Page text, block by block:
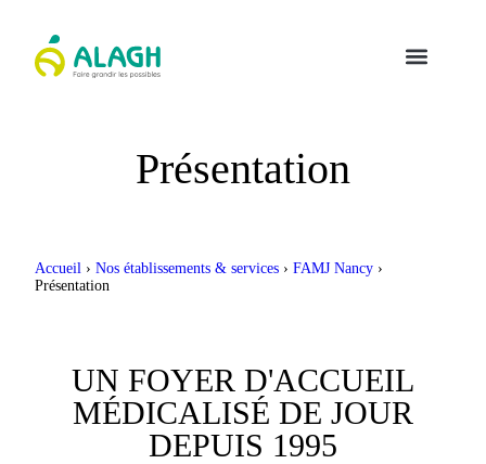
Présentation
Accueil › Nos établissements & services › FAMJ Nancy ›
Présentation
UN FOYER D'ACCUEIL
MÉDICALISÉ DE JOUR
DEPUIS 1995